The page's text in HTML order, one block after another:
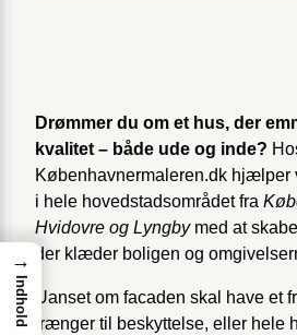
Drømmer du om et hus, der
kvalitet – både ude og inde?
Københavnermaleren.dk hjælper
i hele hovedstadsområdet fra
Hvidovre og Lyngbymed at
der klæder boligen og
Uanset om facaden skal have et
trænger til beskyttelse, eller hele
→
Indhold